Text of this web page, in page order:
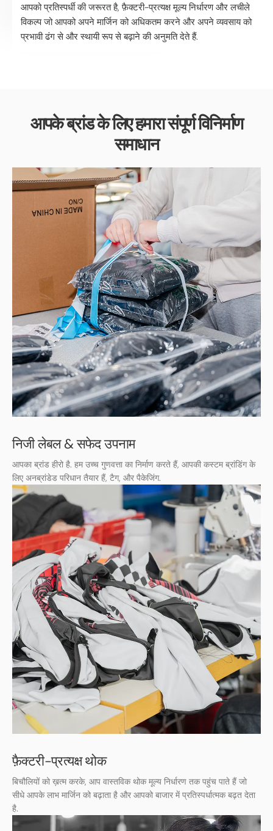
आपको प्रतिस्पर्धी की जरूरत है, फ़ैक्टरी-प्रत्यक्ष मूल्य निर्धारण और लचीले
विकल्प जो आपको अपने मार्जिन को अधिकतम करने और अपने व्यवसाय को
प्रभावी ढंग से और स्थायी रूप से बढ़ाने की अनुमति देते हैं.
आपके ब्रांड के लिए हमारा संपूर्ण विनिर्माण
समाधान
निजी लेबल & सफेद उपनाम
आपका ब्रांड हीरो है. हम उच्च गुणवत्ता का निर्माण करते हैं, आपकी कस्टम ब्रांडिंग के
लिए अनब्रांडेड परिधान तैयार हैं, टैग, और पैकेजिंग.
फ़ैक्टरी-प्रत्यक्ष थोक
बिचौलियों को ख़त्म करके, आप वास्तविक थोक मूल्य निर्धारण तक पहुंच पाते हैं जो
सीधे आपके लाभ मार्जिन को बढ़ाता है और आपको बाजार में प्रतिस्पर्धात्मक बढ़त देता
है.